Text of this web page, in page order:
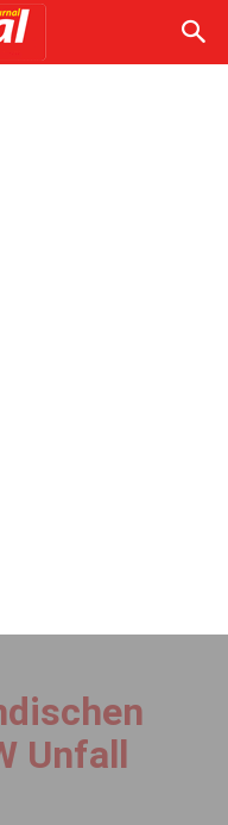
Unfall